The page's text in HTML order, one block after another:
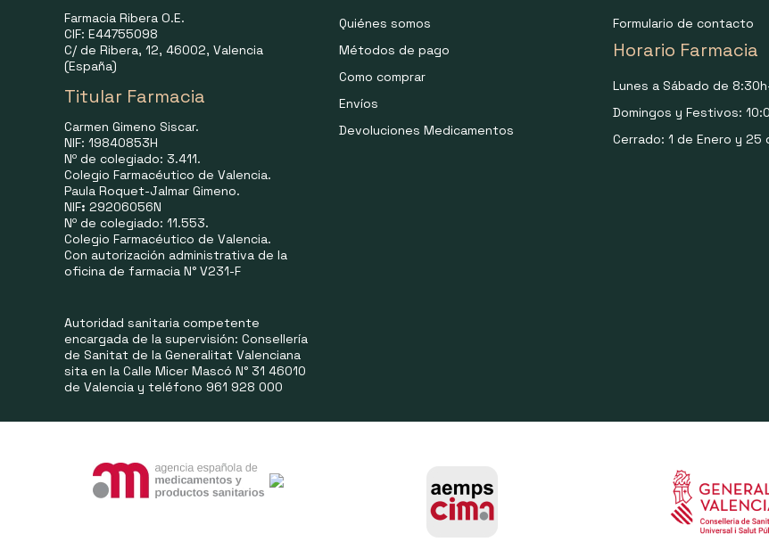
Farmacia Ribera O.E.
CIF: E44755098
C/ de Ribera, 12, 46002, Valencia
(España)
Titular Farmacia
Carmen Gimeno Siscar.
NIF: 19840853H
Nº de colegiado: 3.411.
Colegio Farmacéutico de Valencia.
Paula Roquet-Jalmar Gimeno.
NIF: 29206056N
Nº de colegiado: 11.553.
Colegio Farmacéutico de Valencia.
Con autorización administrativa de la
oficina de farmacia N° V231-F
Autoridad sanitaria competente
encargada de la supervisión: Consellería
de Sanitat de la Generalitat Valenciana
sita en la Calle Micer Mascó N° 31 46010
de Valencia y teléfono 961 928 000
Quiénes somos
Métodos de pago
Como comprar
Envíos
Devoluciones Medicamentos
Formulario de contacto
Horario Farmacia
Lunes a Sábado de
Domingos y Festivos:
Cerrado: 1 de Enero y 25